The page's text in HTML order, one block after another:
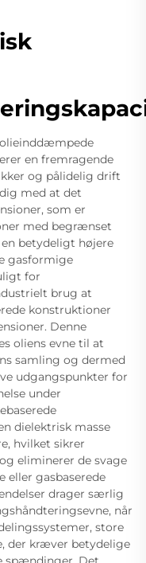
en fremragende
og pålidelig drift
med at det
som er
med begrænset
betydeligt højere
gasformige
for
brug at
konstruktioner
Denne
oliens evne til at
samling og dermed
udgangspunkter for
under
dielektrisk masse
hvilket sikrer
eliminerer de svage
eller gasbaserede
drager særlig
når
store
der kræver betydelige